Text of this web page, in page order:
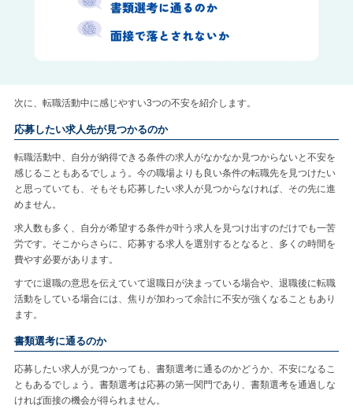
次に、転職活動中に感じやすい3つの不安を紹介します。
応募したい求人先が見つかるのか
転職活動中、自分が納得できる条件の求人がなかなか見つからないと不安を
感じることもあるでしょう。今の職場よりも良い条件の転職先を見つけたい
と思っていても、そもそも応募したい求人が見つからなければ、その先に進
めません。
求人数も多く、自分が希望する条件が叶う求人を見つけ出すのだけでも一苦
労です。そこからさらに、応募する求人を選別するとなると、多くの時間を
費やす必要があります。
すでに退職の意思を伝えていて退職日が決まっている場合や、退職後に転職
活動をしている場合には、焦りが加わって余計に不安が強くなることもあり
ます。
書類選考に通るのか
応募したい求人が見つかっても、書類選考に通るのかどうか、不安になるこ
ともあるでしょう。書類選考は応募の第一関門であり、書類選考を通過しな
ければ面接の機会が得られません。